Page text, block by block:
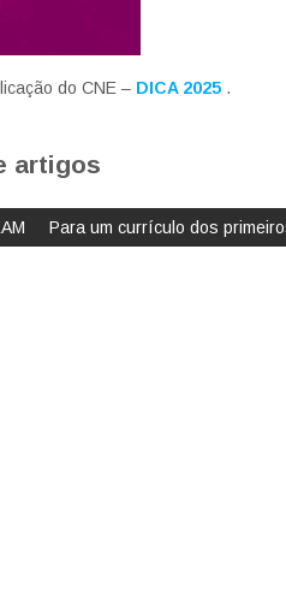
do CNE – DICA 2025 .
artigos
Para um currículo dos